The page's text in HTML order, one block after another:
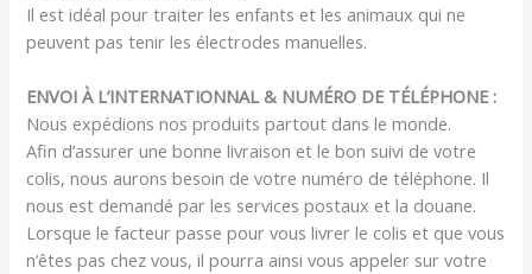
Il est idéal pour traiter les enfants et les animaux qui ne
peuvent pas tenir les électrodes manuelles.
ENVOI À L’INTERNATIONNAL & NUMÉRO DE TÉLÉPHONE :
Nous expédions nos produits partout dans le monde.
Afin d’assurer une bonne livraison et le bon suivi de votre
colis, nous aurons besoin de votre numéro de téléphone. Il
nous est demandé par les services postaux et la douane.
Lorsque le facteur passe pour vous livrer le colis et que vous
n’êtes pas chez vous, il pourra ainsi vous appeler sur votre